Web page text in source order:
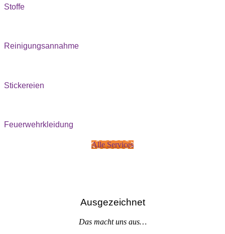
Stoffe
Reinigungsannahme
Stickereien
Feuerwehrkleidung
Alle Services
Ausgezeichnet
Das macht uns aus…